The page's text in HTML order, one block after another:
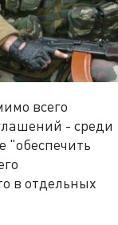
всего
- среди
"обеспечить
в отдельных